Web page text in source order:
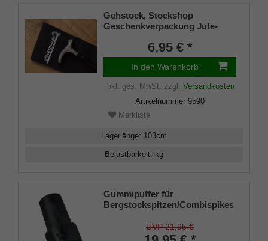
Gehstock, Stockshop
Geschenkverpackung Jute-
Klettverschluss6,95 € *
In den Warenkorb
inkl. ges. MwSt. zzgl. Versandkosten
Artikelnummer 9590
Merkliste
Lagerlänge: 103cm
Belastbarkeit: kg
Gummipuffer für
Bergstockspitzen/Combispikes
UVP 21,95 €